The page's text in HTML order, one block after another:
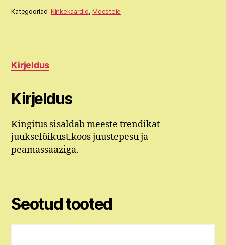
Kategooriad: Kinkekaardid,Meestele
Kirjeldus
Kirjeldus
Kingitus sisaldab meeste trendikat
juukselõikust,koos juustepesu ja
peamassaaziga.
Seotud tooted